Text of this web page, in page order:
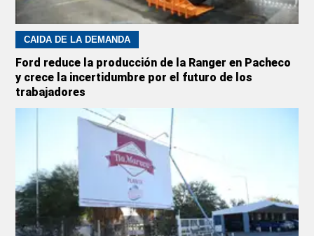
CAÍDA DE LA DEMANDA
Ford reduce la producción de la Ranger en Pacheco
y crece la incertidumbre por el futuro de los
trabajadores